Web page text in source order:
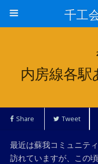
千工
内房線各駅
Share Tweet
最近は蘇我コミュニテ
訪れていますが、この